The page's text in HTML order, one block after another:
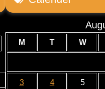
M T W
3 4 5